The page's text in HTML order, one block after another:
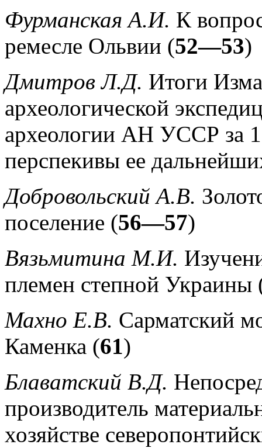
Фурманская А.И. К
ремесле Ольвии (52—53)
Дмитров Л.Д. Итоги
археологической
археологии АН УССР за
перспекивы ее
Добровольский А.В.
поселение (56—57)
Вязьмитина М.И.
племен степной Украины
Махно Е.В. Сарматский
Каменка (61)
Блаватский В.Д.
производитель
хозяйстве